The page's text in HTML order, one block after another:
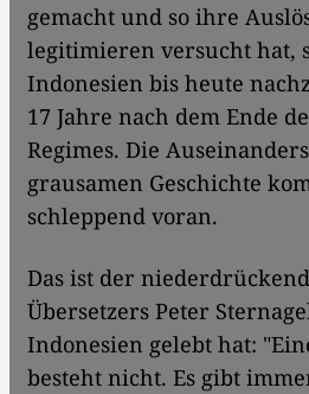
gemacht und so ihre
legitimieren versucht hat,
Indonesien bis heute
17 Jahre nach dem Ende
Regimes. Die
grausamen Geschichte
schleppend voran.
Das ist der
Übersetzers Peter
Indonesien gelebt hat:
besteht nicht. Es gibt